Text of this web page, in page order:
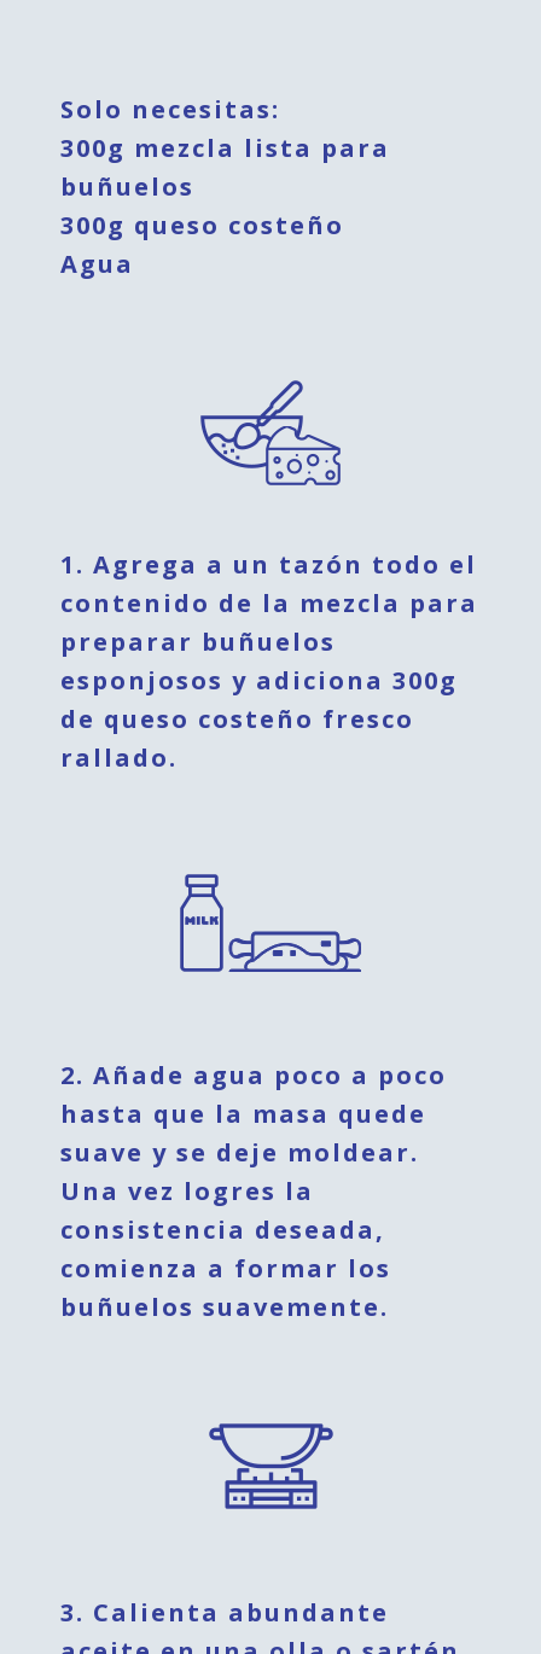
Solo necesitas:
300g mezcla lista para
buñuelos
300g queso costeño
Agua
1. Agrega a un tazón todo el
contenido de la mezcla para
preparar buñuelos
esponjosos y adiciona 300g
de queso costeño fresco
rallado.
2. Añade agua poco a poco
hasta que la masa quede
suave y se deje moldear.
Una vez logres la
consistencia deseada,
comienza a formar los
buñuelos suavemente.
3. Calienta abundante